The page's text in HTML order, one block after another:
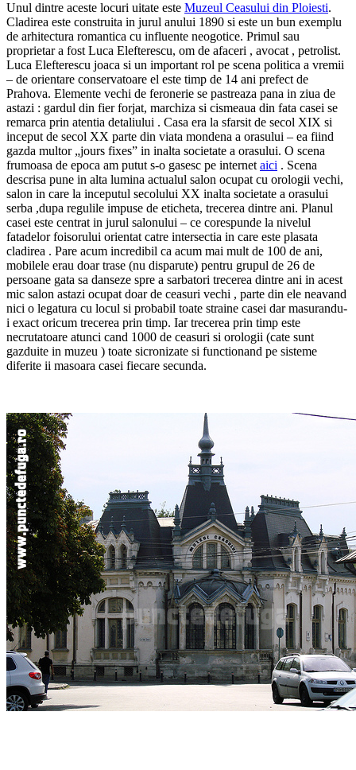
Unul dintre aceste locuri uitate este Muzeul Ceasului din Ploiesti.
Cladirea este construita in jurul anului 1890 si este un bun exemplu
de arhitectura romantica cu influente neogotice. Primul sau
proprietar a fost Luca Elefterescu, om de afaceri , avocat , petrolist.
Luca Elefterescu joaca si un important rol pe scena politica a vremii
– de orientare conservatoare el este timp de 14 ani prefect de
Prahova. Elemente vechi de feronerie se pastreaza pana in ziua de
astazi : gardul din fier forjat, marchiza si cismeaua din fata casei se
remarca prin atentia detaliului . Casa era la sfarsit de secol XIX si
inceput de secol XX parte din viata mondena a orasului – ea fiind
gazda multor „jours fixes” in inalta societate a orasului. O scena
frumoasa de epoca am putut s-o gasesc pe internetaici . Scena
descrisa pune in alta lumina actualul salon ocupat cu orologii vechi,
salon in care la inceputul secolului XX inalta societate a orasului
serba ,dupa regulile impuse de eticheta, trecerea dintre ani. Planul
casei este centrat in jurul salonului – ce corespunde la nivelul
fatadelor foisorului orientat catre intersectia in care este plasata
cladirea . Pare acum incredibil ca acum mai mult de 100 de ani,
mobilele erau doar trase (nu disparute) pentru grupul de 26 de
persoane gata sa danseze spre a sarbatori trecerea dintre ani in acest
mic salon astazi ocupat doar de ceasuri vechi , parte din ele neavand
nici o legatura cu locul si probabil toate straine casei dar masurandu-
i exact oricum trecerea prin timp. Iar trecerea prin timp este
necrutatoare atunci cand 1000 de ceasuri si orologii (cate sunt
gazduite in muzeu ) toate sicronizate si functionand pe sisteme
diferite ii masoara casei fiecare secunda.